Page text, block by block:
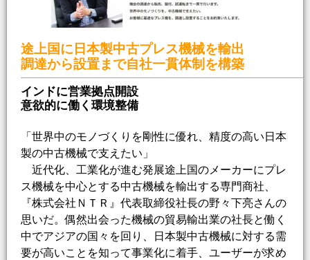
途上国に日本製中古プレス機械を輸出
調達から設置まで自社一貫体制を構築
インドに営業拠点開設
意欲的に働く環境整備
「世界中のモノづくりを剛性に優れ、精度の高い日本
製の中古機械で支えたい」
近代化、工業化が進む発展途上国のメーカーにプレ
ス機械を中心とする中古機械を輸出する専門商社、
『株式会社ＮＴＲ』代表取締役社長の野々下亮さんの
思いだ。偶然出会った機械の貿易輸出業の社長と働く
中でアジアの国々を回り、日本製中古機械に対する需
要が高いことを知って事業化に着手、ユーザーが求め